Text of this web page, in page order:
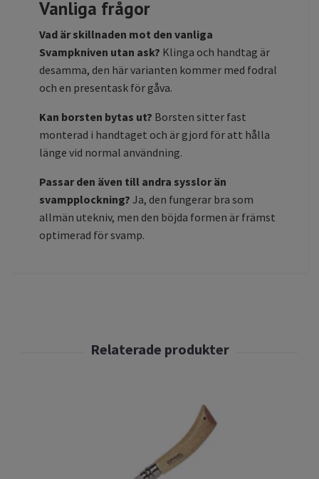
Vanliga frågor
Vad är skillnaden mot den vanliga
Svampkniven utan ask? Klinga och handtag är
desamma, den här varianten kommer med fodral
och en presentask för gåva.
Kan borsten bytas ut? Borsten sitter fast
monterad i handtaget och är gjord för att hålla
länge vid normal användning.
Passar den även till andra sysslor än
svampplockning? Ja, den fungerar bra som
allmän utekniv, men den böjda formen är främst
optimerad för svamp.